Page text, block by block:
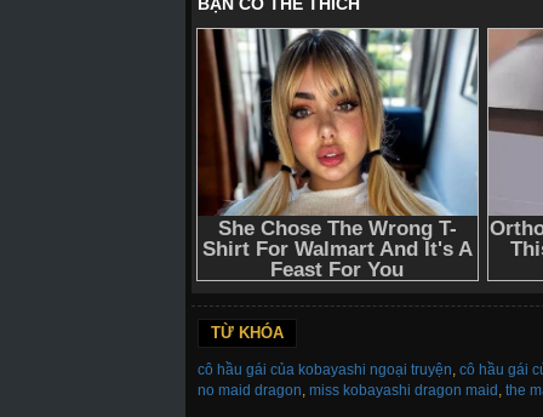
TỪ KHÓA
cô hầu gái của kobayashi ngoại truyện, cô hầu gái
no maid dragon, miss kobayashi dragon maid , the